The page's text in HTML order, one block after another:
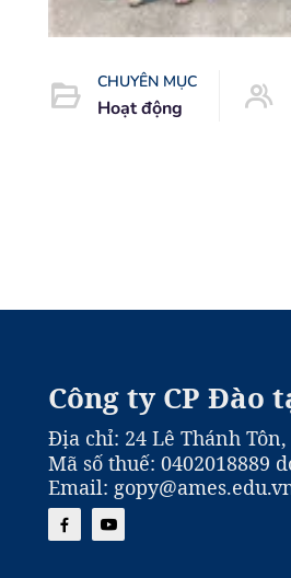
CHUYÊN MỤC
Hoạt động
Công ty CP Đào
Địa chỉ: 24 Lê Thánh Tôn,
Mã số thuế: 0402018889
Email: